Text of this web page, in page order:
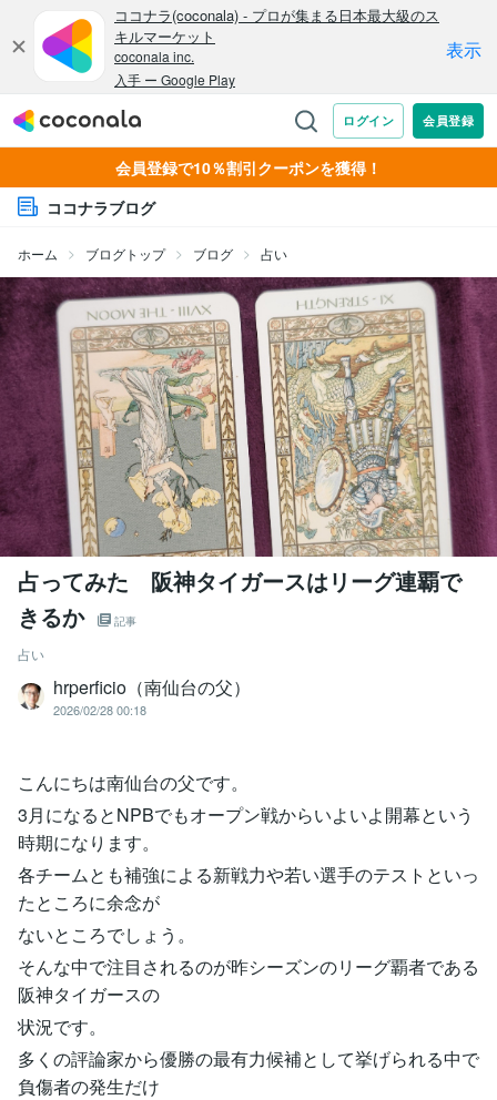
会員登録で10％割引クーポンを獲得！
ココナラブログ
ホーム ブログトップ ブログ 占い
占ってみた 阪神タイガースはリーグ連覇で
きるか
記事
占い
hrperficio（南仙台の父）
2026/02/28 00:18
こんにちは南仙台の父です。
3月になるとNPBでもオープン戦からいよいよ開幕という
時期になります。
各チームとも補強による新戦力や若い選手のテストといっ
たところに余念が
ないところでしょう。
そんな中で注目されるのが昨シーズンのリーグ覇者である
阪神タイガースの
状況です。
多くの評論家から優勝の最有力候補として挙げられる中で
負傷者の発生だけ